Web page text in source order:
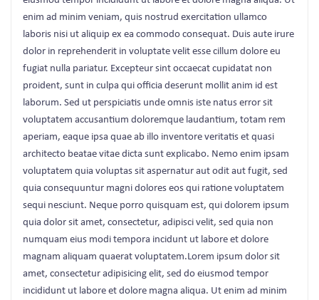
enim ad minim veniam, quis nostrud exercitation ullamco
laboris nisi ut aliquip ex ea commodo consequat. Duis aute irure
dolor in reprehenderit in voluptate velit esse cillum dolore eu
fugiat nulla pariatur. Excepteur sint occaecat cupidatat non
proident, sunt in culpa qui officia deserunt mollit anim id est
laborum. Sed ut perspiciatis unde omnis iste natus error sit
voluptatem accusantium doloremque laudantium, totam rem
aperiam, eaque ipsa quae ab illo inventore veritatis et quasi
architecto beatae vitae dicta sunt explicabo. Nemo enim ipsam
voluptatem quia voluptas sit aspernatur aut odit aut fugit, sed
quia consequuntur magni dolores eos qui ratione voluptatem
sequi nesciunt. Neque porro quisquam est, qui dolorem ipsum
quia dolor sit amet, consectetur, adipisci velit, sed quia non
numquam eius modi tempora incidunt ut labore et dolore
magnam aliquam quaerat voluptatem.Lorem ipsum dolor sit
amet, consectetur adipisicing elit, sed do eiusmod tempor
incididunt ut labore et dolore magna aliqua. Ut enim ad minim